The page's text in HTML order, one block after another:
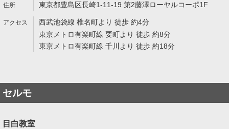
東京都豊島区長崎1-11-19 第2藤澤ローヤルコーポ1F
西武池袋線 椎名町より 徒歩 約4分
東京メトロ有楽町線 要町より 徒歩 約8分
東京メトロ有楽町線 千川より 徒歩 約18分
セルモ
目白教室